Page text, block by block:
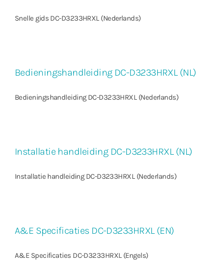
Snelle gids DC-D3233HRXL (Nederlands)
Bedieningshandleiding DC-D3233HRXL (NL)
Bedieningshandleiding DC-D3233HRXL (Nederlands)
Installatie handleiding DC-D3233HRXL (NL)
Installatie handleiding DC-D3233HRXL (Nederlands)
A&E Specificaties DC-D3233HRXL (EN)
A&E Specificaties DC-D3233HRXL (Engels)